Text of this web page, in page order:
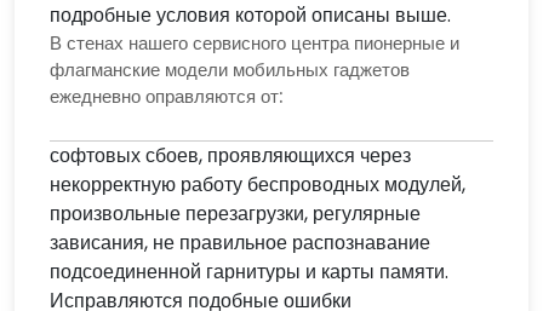
подробные условия которой описаны выше.
В стенах нашего сервисного центра пионерные и
флагманские модели мобильных гаджетов
ежедневно оправляются от:
софтовых сбоев, проявляющихся через
некорректную работу беспроводных модулей,
произвольные перезагрузки, регулярные
зависания, не правильное распознавание
подсоединенной гарнитуры и карты памяти.
Исправляются подобные ошибки